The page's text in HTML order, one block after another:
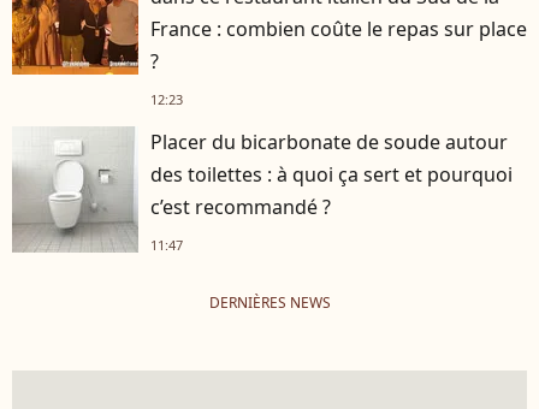
France : combien coûte le repas sur place
?
12:23
Placer du bicarbonate de soude autour
des toilettes : à quoi ça sert et pourquoi
c’est recommandé ?
11:47
DERNIÈRES NEWS